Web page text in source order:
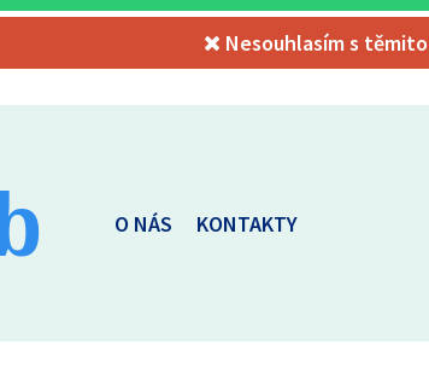
Nesouhlasím s
O NÁS KONTAKTY